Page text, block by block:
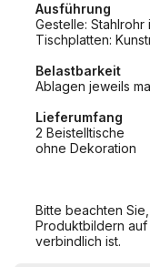
Ausführung
Gestelle:
Tischplatten:
Belastbarkeit
Ablagen jeweils
Lieferumfang
2 Beistelltische
ohne Dekoration
Bitte beachten
Produktbildern
verbindlich ist.